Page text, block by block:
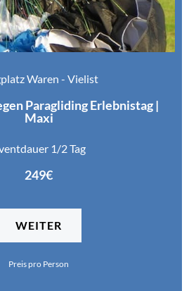
Waren - Vielist
Paragliding Erlebnistag |
Maxi
1/2 Tag
249€
WEITER
Preis pro Person